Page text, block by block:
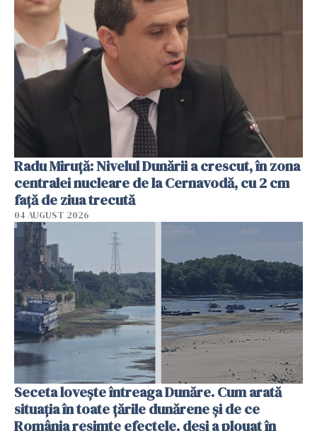
Radu Miruţă: Nivelul Dunării a crescut, în zona
centralei nucleare de la Cernavodă, cu 2 cm
faţă de ziua trecută
04 AUGUST 2026
Seceta lovește întreaga Dunăre. Cum arată
situația în toate țările dunărene și de ce
România resimte efectele, deși a plouat în